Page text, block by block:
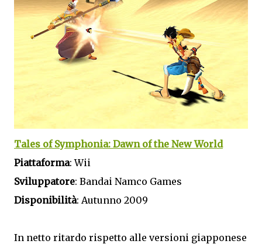
Tales of Symphonia: Dawn of the New World
Piattaforma: Wii
Sviluppatore: Bandai Namco Games
Disponibilità: Autunno 2009
In netto ritardo rispetto alle versioni giapponese